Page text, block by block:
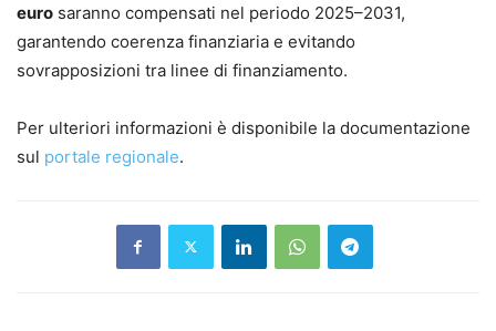
euro saranno compensati nel periodo 2025–2031,
garantendo coerenza finanziaria e evitando
sovrapposizioni tra linee di finanziamento.
Per ulteriori informazioni è disponibile la documentazione
sul portale regionale.